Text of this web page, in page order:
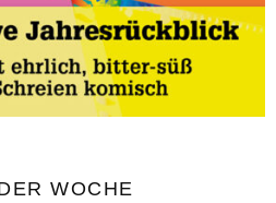
WOCHE